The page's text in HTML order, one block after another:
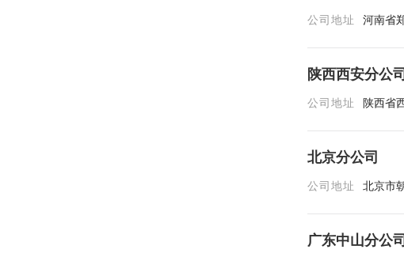
公司地址 河南省
陕西西安分公司
公司地址 陕西省
北京分公司
公司地址 北京市
广东中山分公司